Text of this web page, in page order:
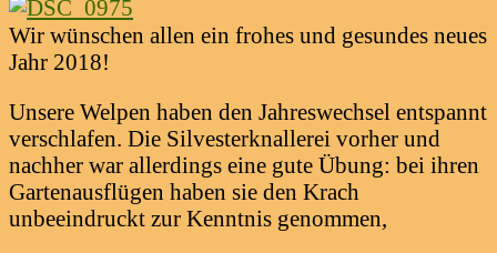
Wir wünschen allen ein frohes und gesundes neues
Jahr 2018!
Unsere Welpen haben den Jahreswechsel entspannt
verschlafen. Die Silvesterknallerei vorher und
nachher war allerdings eine gute Übung: bei ihren
Gartenausflügen haben sie den Krach
unbeeindruckt zur Kenntnis genommen,